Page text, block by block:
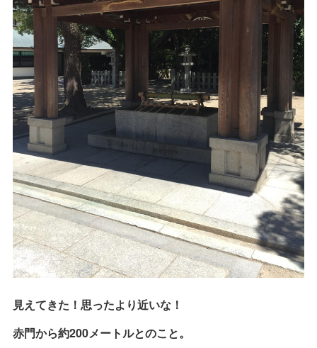
見えてきた！思ったより近いな！
赤門から約200メートルとのこと。